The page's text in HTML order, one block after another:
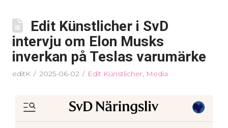
Edit Künstlicher i SvD
intervju om Elon Musks
inverkan på Teslas varumärke
editK 2025-06-02 Edit Künstlicher Media